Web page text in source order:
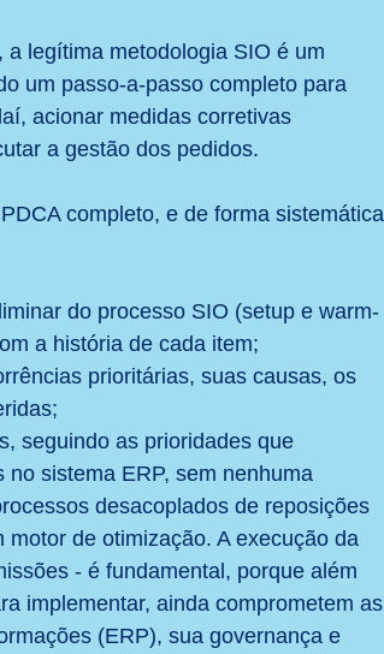
legítima metodologia SIO é um
um passo-a-passo completo para
acionar medidas corretivas
a gestão dos pedidos.
completo, e de forma sistemática
do processo SIO (setup e warm-
a história de cada item;
prioritárias, suas causas, os
seguindo as prioridades que
sistema ERP, sem nenhuma
desacoplados de reposições
de otimização. A execução da
- é fundamental, porque além
implementar, ainda comprometem as
(ERP), sua governança e